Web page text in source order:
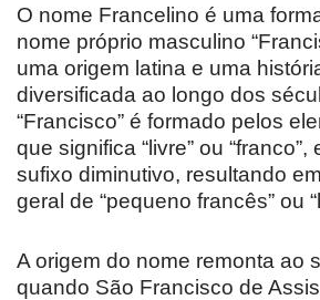
O nome Francelino é uma
nome próprio masculino
uma origem latina e uma
diversificada ao longo dos
“Francisco” é formado pelos
que significa “livre” ou “franco”,
sufixo diminutivo, resultando
geral de “pequeno francês” ou
A origem do nome remonta ao
quando São Francisco de